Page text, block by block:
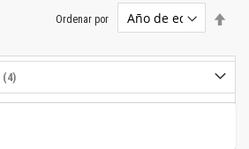
Ordenar por